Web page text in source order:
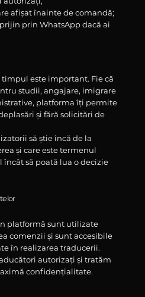
afișat înainte de comandă;
prin WhatsApp dacă ai
este important. Fie că
studii, angajare, imigrare
platforma îți permite
și fără solicitări de
să știe încă de la
și care este termenul
încât să poată lua o decizie
platformă sunt utilizate
comenzii și sunt accesibile
în realizarea traducerii.
autorizați și tratăm
confidențialitate.